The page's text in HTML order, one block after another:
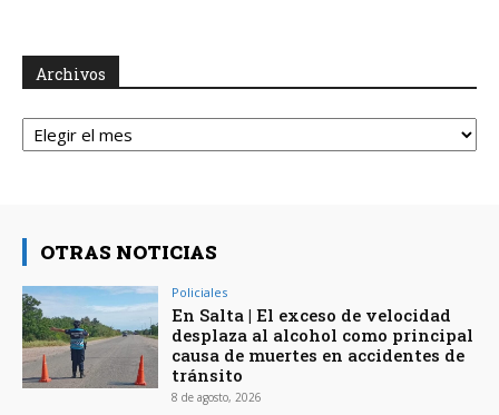
Archivos
Archivos
OTRAS NOTICIAS
Policiales
En Salta | El exceso de velocidad
desplaza al alcohol como principal
causa de muertes en accidentes de
tránsito
8 de agosto, 2026